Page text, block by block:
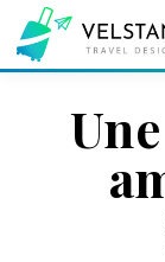
contenu